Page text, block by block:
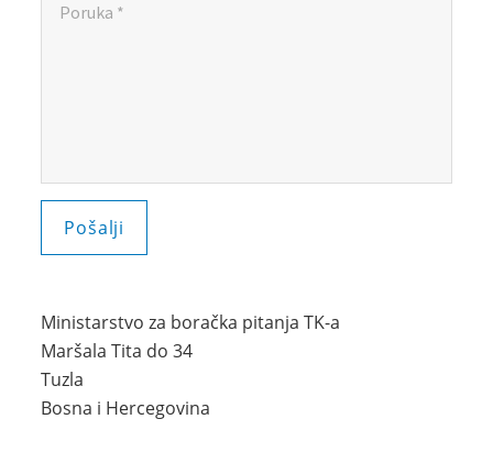
Ministarstvo za boračka pitanja TK-a
Maršala Tita do 34
Tuzla
Bosna i Hercegovina